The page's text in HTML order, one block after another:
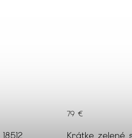
Krátke dámske zelené šaty 18512
Krátke zelené
79 €